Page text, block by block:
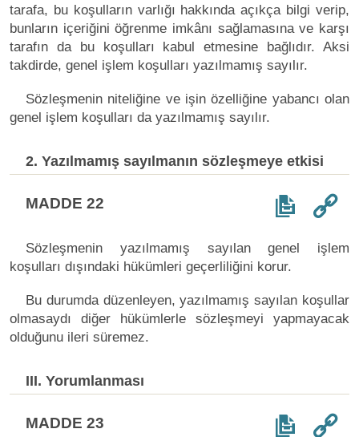
tarafa, bu koşulların varlığı hakkında açıkça bilgi verip,
bunların içeriğini öğrenme imkânı sağlamasına ve karşı
tarafın da bu koşulları kabul etmesine bağlıdır. Aksi
takdirde, genel işlem koşulları yazılmamış sayılır.
Sözleşmenin niteliğine ve işin özelliğine yabancı olan
genel işlem koşulları da yazılmamış sayılır.
2. Yazılmamış sayılmanın sözleşmeye etkisi
MADDE 22
Sözleşmenin yazılmamış sayılan genel işlem
koşulları dışındaki hükümleri geçerliliğini korur.
Bu durumda düzenleyen, yazılmamış sayılan koşullar
olmasaydı diğer hükümlerle sözleşmeyi yapmayacak
olduğunu ileri süremez.
III. Yorumlanması
MADDE 23